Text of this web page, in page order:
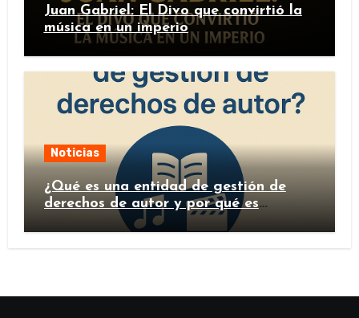
Juan Gabriel: El Divo que convirtió la
música en un imperio
Noticias
¿Qué es una entidad de gestión de
derechos de autor y por qué es
importante?